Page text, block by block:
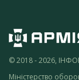
© 2018 - 2026,
Міністерство